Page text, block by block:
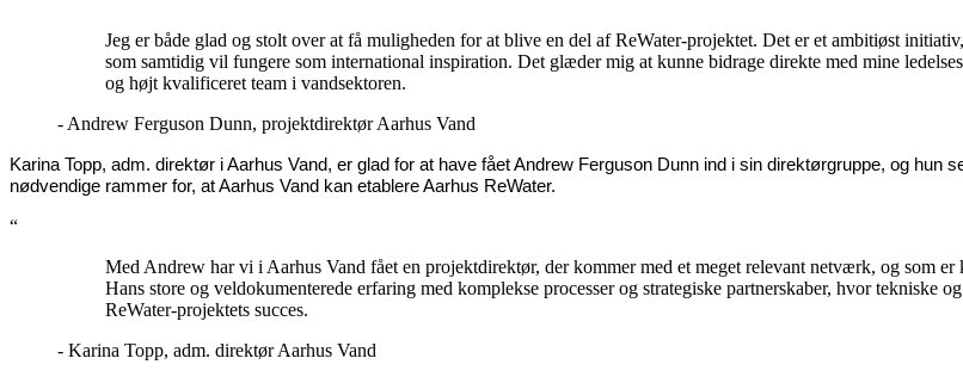
Jeg er både glad og stolt over at få muligheden for at blive en del af ReWater-projektet. Det er et ambitiøst
som samtidig vil fungere som international inspiration. Det glæder mig at kunne bidrage direkte med mine
og højt kvalificeret team i vandsektoren.
- Andrew Ferguson Dunn, projektdirektør Aarhus Vand
Karina Topp, adm. direktør i Aarhus Vand, er glad for at have fået Andrew Ferguson Dunn ind i sin direktørgruppe, og
nødvendige rammer for, at Aarhus Vand kan etablere Aarhus ReWater.
“
Med Andrew har vi i Aarhus Vand fået en projektdirektør, der kommer med et meget relevant netværk, og som
Hans store og veldokumenterede erfaring med komplekse processer og strategiske partnerskaber, hvor tekniske
ReWater-projektets succes.
- Karina Topp, adm. direktør Aarhus Vand